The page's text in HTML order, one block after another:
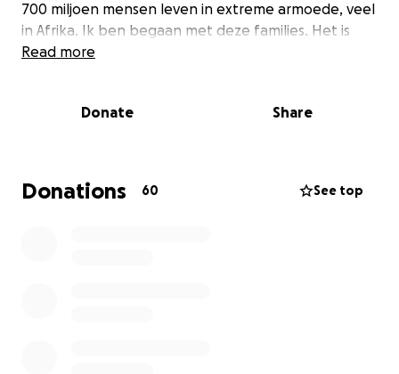
700 miljoen mensen leven in extreme armoede, veel
in Afrika. Ik ben begaan met deze families. Het is
belangrijk ze te helpen.
landen) een simpele oplossing.
tussenpersonen. En geef volledige vrijheid om dit
naar eigen inzicht te besteden.
Read more
Donate Share
Donations 60 See top